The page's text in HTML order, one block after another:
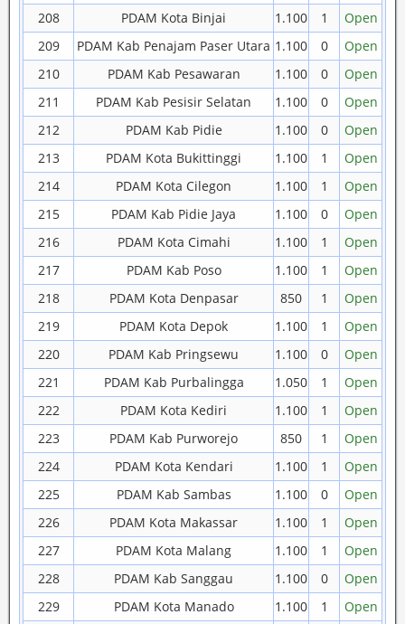
208
PDAM Kota Binjai 1.100 1
Open
209
PDAM Kab Penajam Paser Utara 1.100 0
Open
210
PDAM Kab Pesawaran 1.100 0
Open
211
PDAM Kab Pesisir Selatan 1.100 0
Open
212
PDAM Kab Pidie 1.100 0
Open
213
PDAM Kota Bukittinggi 1.100 1
Open
214
PDAM Kota Cilegon 1.100 1
Open
215
PDAM Kab Pidie Jaya 1.100 0
Open
216
PDAM Kota Cimahi 1.100 1
Open
217
PDAM Kab Poso 1.100 1
Open
218
PDAM Kota Denpasar 850 1
Open
219
PDAM Kota Depok 1.100 1
Open
220
PDAM Kab Pringsewu 1.100 0
Open
221
PDAM Kab Purbalingga 1.050 1
Open
222
PDAM Kota Kediri 1.100 1
Open
223
PDAM Kab Purworejo 850 1
Open
224
PDAM Kota Kendari 1.100 1
Open
225
PDAM Kab Sambas 1.100 0
Open
226
PDAM Kota Makassar 1.100 1
Open
227
PDAM Kota Malang 1.100 1
Open
228
PDAM Kab Sanggau 1.100 0
Open
229
PDAM Kota Manado 1.100 1
Open